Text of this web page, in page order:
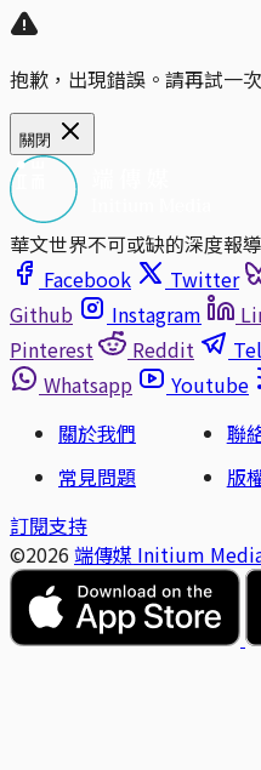
抱歉，出現錯誤。請再試一
關閉
華文世界不可或缺的深度報
Facebook
Twitter
Github
Instagram
Pinterest
Reddit
Whatsapp
Youtube
關於我們
聯
常見問題
版
訂閱支持
©2026 端傳媒 Initium